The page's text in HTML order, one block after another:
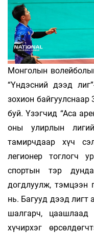
Монголын
“Үндэсний дээд
зохион
буй. Үзэгчид “Аса
оны улирлын
тамирчдаар хүч
легионер тоглогч
спортын тэр
догдлуулж, тэмцээн
нь. Багууд дээд лигт
шалгарч,
хүчирхэг